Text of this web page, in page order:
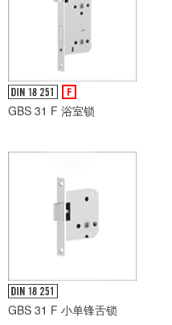
GBS 31 F 浴室锁
GBS 31 F 小单锋舌锁